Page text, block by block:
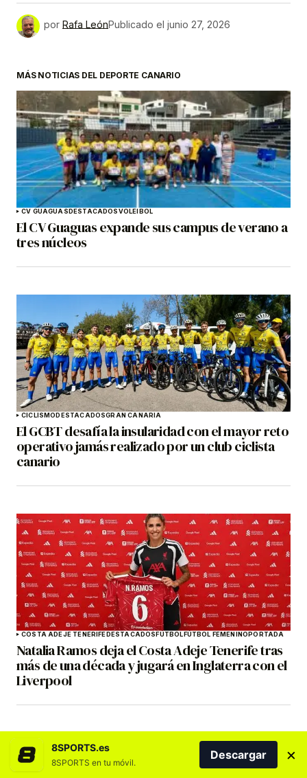
por Rafa LeónPublicado el junio 27, 2026
MÁS NOTICIAS DEL DEPORTE CANARIO
CV GUAGUASDESTACADOSVOLEIBOL
El CV Guaguas expande sus campus de verano a
tres núcleos
CICLISMODESTACADOSGRAN CANARIA
El GCBT desafía la insularidad con el mayor reto
operativo jamás realizado por un club ciclista
canario
COSTA ADEJE TENERIFEDESTACADOSFÚTBOLFÚTBOL FEMENINOPORTADA
Natalia Ramos deja el Costa Adeje Tenerife tras
más de una década y jugará en Inglaterra con el
Liverpool
8SPORTS.es
8SPORTS en tu móvil.
Descargar ×